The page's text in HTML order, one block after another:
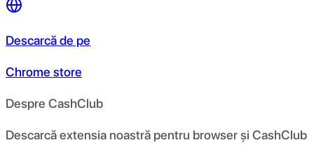
Descarcă de pe
Chrome store
Despre CashClub
Descarcă extensia noastră pentru browser și CashClub